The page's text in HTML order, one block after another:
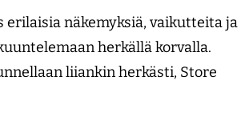
näkemyksiä, vaikutteita ja
herkällä korvalla.
liiankin herkästi, Store